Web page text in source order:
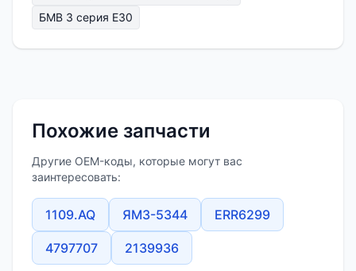
БМВ 3 серия Е30
Похожие запчасти
Другие OEM-коды, которые могут вас
заинтересовать:
1109.AQ ЯМЗ-5344 ERR6299
4797707 2139936